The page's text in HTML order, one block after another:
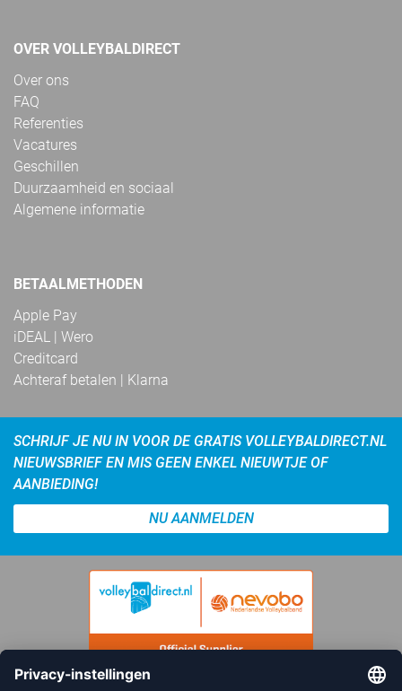
OVER VOLLEYBALDIRECT
Over ons
FAQ
Referenties
Vacatures
Geschillen
Duurzaamheid en sociaal
Algemene informatie
BETAALMETHODEN
Apple Pay
iDEAL | Wero
Creditcard
Achteraf betalen | Klarna
SCHRIJF JE NU IN VOOR DE GRATIS VOLLEYBALDIRECT.NL
NIEUWSBRIEF EN MIS GEEN ENKEL NIEUWTJE OF
AANBIEDING!
NU AANMELDEN